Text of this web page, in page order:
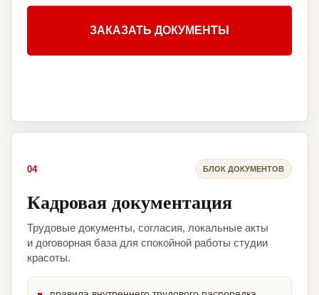
ЗАКАЗАТЬ ДОКУМЕНТЫ
04 БЛОК ДОКУМЕНТОВ
Кадровая документация
Трудовые документы, согласия, локальные акты
и договорная база для спокойной работы студии
красоты.